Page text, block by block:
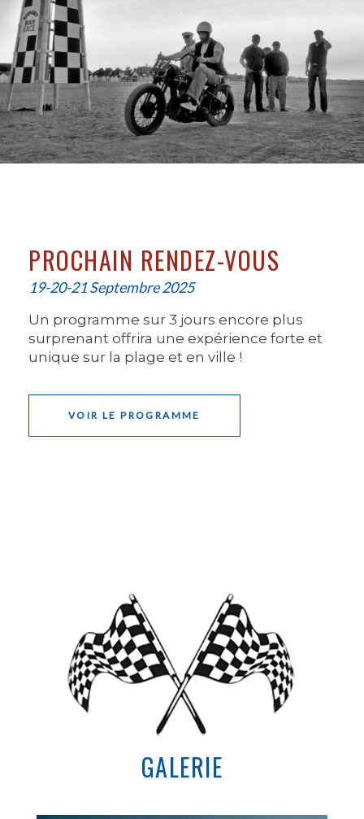
PROCHAIN RENDEZ-VOUS
19-20-21 Septembre 2025
Un programme sur 3 jours encore plus
surprenant offrira une expérience forte et
unique sur la plage et en ville !
VOIR LE PROGRAMME
GALERIE